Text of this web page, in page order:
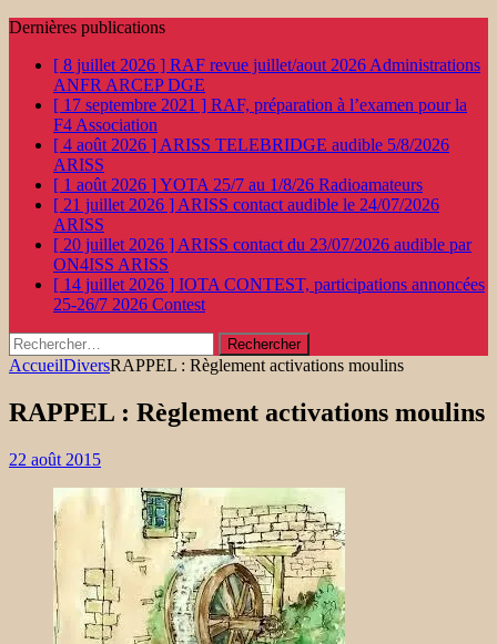
Dernières publications
[ 8 juillet 2026 ] RAF revue juillet/aout 2026 Administrations
ANFR ARCEP DGE
[ 17 septembre 2021 ] RAF, préparation à l’examen pour la
F4 Association
[ 4 août 2026 ] ARISS TELEBRIDGE audible 5/8/2026
ARISS
[ 1 août 2026 ]YOTA 25/7 au 1/8/26 Radioamateurs
[ 21 juillet 2026 ] ARISS contact audible le 24/07/2026
ARISS
[ 20 juillet 2026 ] ARISS contact du 23/07/2026 audible par
ON4ISS ARISS
[ 14 juillet 2026 ] IOTA CONTEST, participations annoncées
25-26/7 2026 Contest
Rechercher :
AccueilDiversRAPPEL : Règlement activations moulins
RAPPEL : Règlement activations moulins
22 août 2015